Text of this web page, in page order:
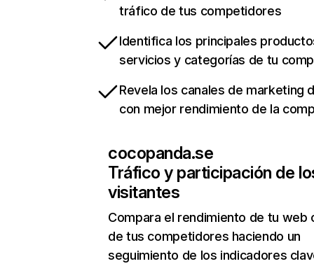
tráfico de tus competidores
Identifica los principales
servicios y categorías de tu
Revela los canales de marketing
con mejor rendimiento de la
cocopanda.se
Tráfico y participación de
visitantes
Compara el rendimiento de tu web
de tus competidores haciendo un
seguimiento de los indicadores